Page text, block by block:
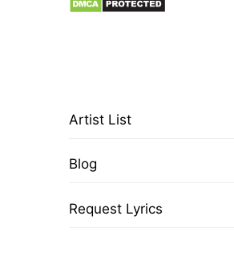
Artist List
Blog
Request Lyrics